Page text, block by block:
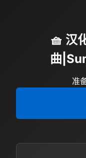
🧺 汉
曲
准